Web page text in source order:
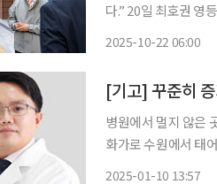
다.” 20일 최호권 영
2025-10-22 06:00
[기고] 꾸준히
병원에서 멀지 않은
화가로 수원에서 태
2025-01-10 13:57